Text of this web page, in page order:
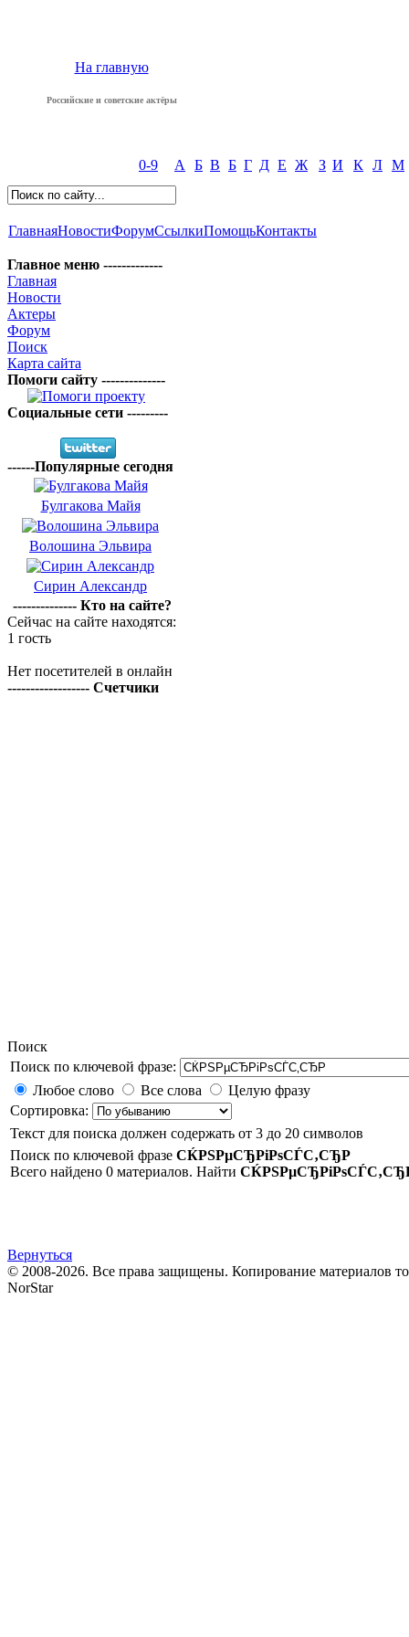
На главную
Российские и советские актёры
0-9 А Б В Б Г Д Е Ж З И К Л М
ГлавнаяНовостиФорумСсылкиПомощьКонтакты
Главное меню -------------
Главная
Новости
Актеры
Форум
Поиск
Карта сайта
Помоги сайту --------------
Социальные сети ---------
------Популярные сегодня
Булгакова Майя
Волошина Эльвира
Сирин Александр
-------------- Кто на сайте?
Сейчас на сайте находятся:
1 гость
Нет посетителей в онлайн
------------------ Счетчики
Поиск
Поиск по ключевой фразе:
Любое слово
Все слова
Целую фразу
Сортировка:
Текст для поиска должен содержать от 3 до 20 символов
Поиск по ключевой фразе СЌРЅРµСЂРіРѕСЃС‚СЂР
Всего найдено 0 материалов. Найти
Вернуться
© 2008-2026. Все права защищены. Копирование материалов
NorStar